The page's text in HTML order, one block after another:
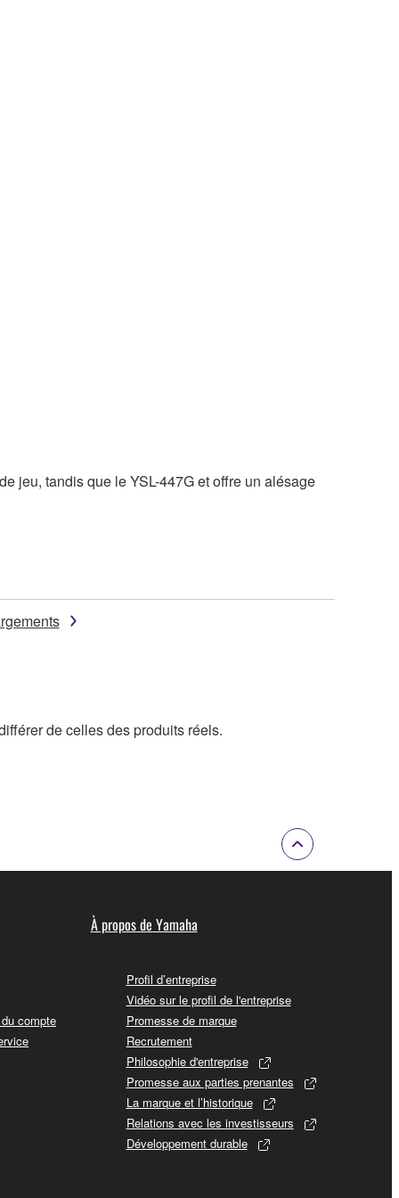
jeu, tandis que le YSL-447G et offre un alésage
de celles des produits réels.
compte
À propos de Yamaha
Profil d’entreprise
Vidéo sur le profil de l'entreprise
Promesse de marque
Recrutement
Philosophie d'entreprise
Promesse aux parties prenantes
La marque et l’historique
Relations avec les investisseurs
Développement durable